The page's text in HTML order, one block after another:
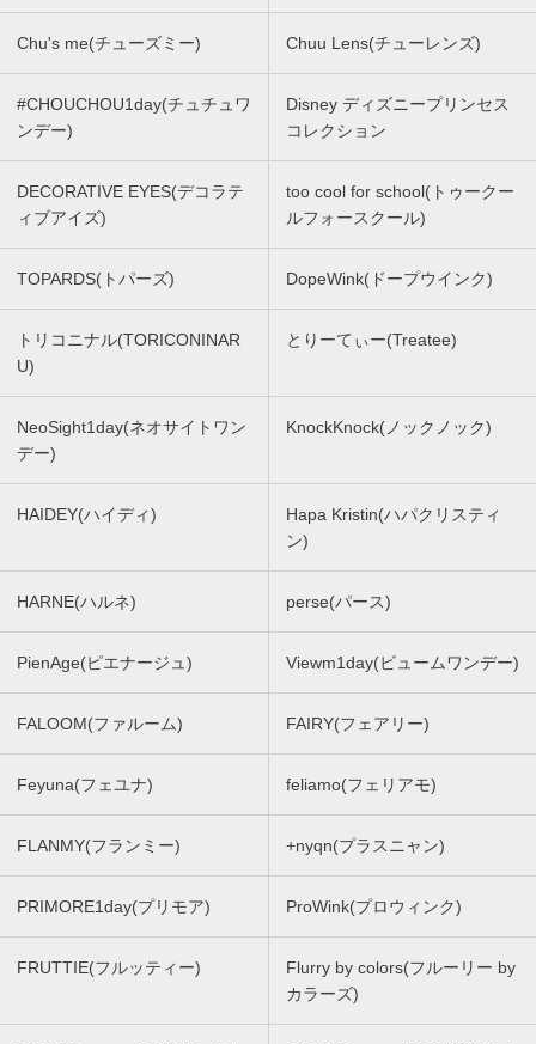
Chu's me(チューズミー) Chuu Lens(チューレンズ)
#CHOUCHOU1day(チュチュワ
ンデー)
Disney ディズニープリンセス
コレクション
DECORATIVE EYES(デコラテ
ィブアイズ)
too cool for school(トゥークー
ルフォースクール)
TOPARDS(トパーズ) DopeWink(ドープウインク)
トリコニナル(TORICONINAR
U)
とりーてぃー(Treatee)
NeoSight1day(ネオサイトワン
デー)
KnockKnock(ノックノック)
HAIDEY(ハイディ)
Hapa Kristin(ハパクリスティ
ン)
HARNE(ハルネ) perse(パース)
PienAge(ピエナージュ) Viewm1day(ビュームワンデー)
FALOOM(ファルーム) FAIRY(フェアリー)
Feyuna(フェユナ) feliamo(フェリアモ)
FLANMY(フランミー) +nyqn(プラスニャン)
PRIMORE1day(プリモア) ProWink(プロウィンク)
FRUTTIE(フルッティー)
Flurry by colors(フルーリー by
カラーズ)